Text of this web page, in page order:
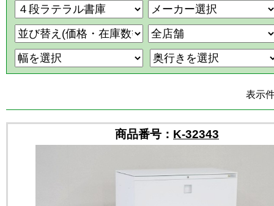
表示
商品番号： K-32343